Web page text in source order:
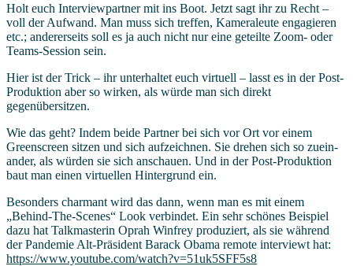
Holt euch Inter­view­part­ner mit ins Boot. Jetzt sagt ihr zu Recht –
voll der Auf­wand. Man muss sich tref­fen, Kame­ra­leu­te enga­gie­ren
etc.; ande­rer­seits soll es ja auch nicht nur eine geteil­te Zoom- oder
Teams-Ses­si­on sein.
Hier ist der Trick – ihr unter­hal­tet euch vir­tu­ell – lasst es in der Post-
Pro­duk­ti­on aber so wir­ken, als wür­de man sich direkt
gegenübersitzen.
Wie das geht? Indem bei­de Part­ner bei sich vor Ort vor einem
Green­screen sit­zen und sich auf­zeich­nen. Sie dre­hen sich so zuein­
an­der, als wür­den sie sich anschau­en. Und in der Post-Pro­duk­ti­on
baut man einen vir­tu­el­len Hin­ter­grund ein.
Beson­ders char­mant wird das dann, wenn man es mit einem
„Behind-The-Sce­nes“ Look ver­bin­det. Ein sehr schö­nes Bei­spiel
dazu hat Talk­mas­te­rin Oprah Win­frey pro­du­ziert, als sie wäh­rend
der Pan­de­mie Alt-Prä­si­dent Barack Oba­ma remo­te inter­viewt hat:
https://​www​.you​tube​.com/​w​a​t​c​h​?​v​=​5​1​u​k​5​S​F​F​5s8